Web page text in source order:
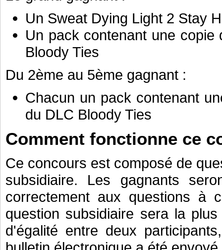
Un Sweat Dying Light 2 Stay
Un pack contenant une
Bloody Ties
Du 2ème au 5ème gagnant :
Chacun un pack contenant
du DLC Bloody Ties
Comment fonctionne ce
Ce concours est composé de
subsidiaire. Les gagnants
correctement aux questions à
question subsidiaire sera la
d'égalité entre deux